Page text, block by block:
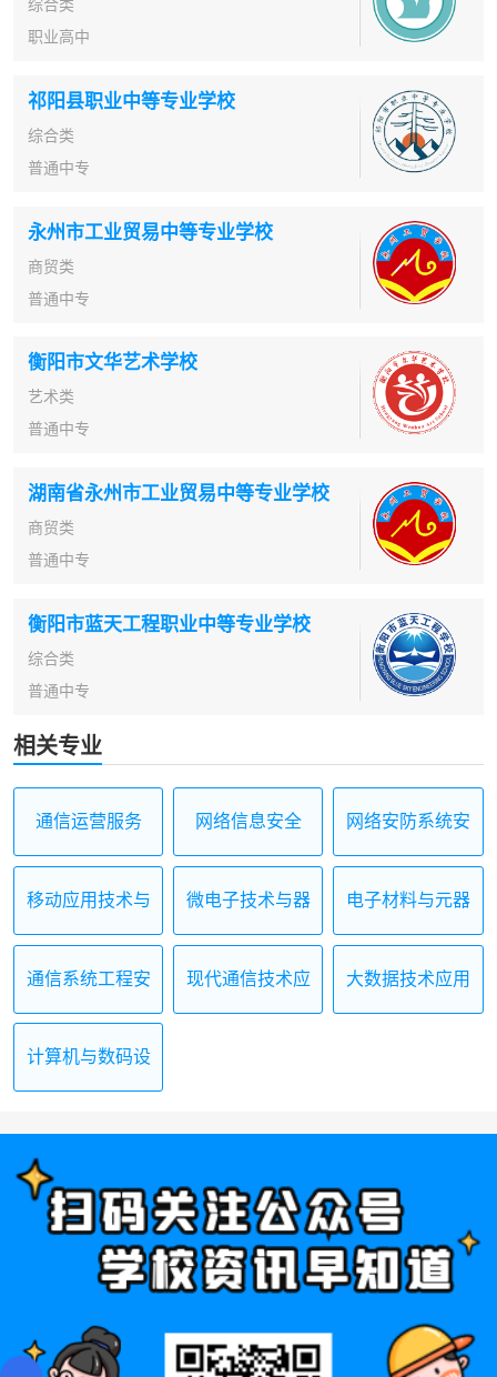
职业高中
祁阳县职业中等专业学校
综合类
普通中专
永州市工业贸易中等专业学校
商贸类
普通中专
衡阳市文华艺术学校
艺术类
普通中专
湖南省永州市工业贸易中等专业学校
商贸类
普通中专
衡阳市蓝天工程职业中等专业学校
综合类
普通中专
相关专业
通信运营服务 网络信息安全
网络安防系统安
移动应用技术与
微电子技术与器
电子材料与元器
通信系统工程安
现代通信技术应
大数据技术应用
计算机与数码设